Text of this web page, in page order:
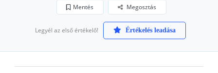
Mentés Megosztás
Legyél az első értékelő! Értékelés leadása